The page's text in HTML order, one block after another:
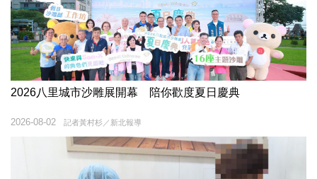
2026八里城市沙雕展開幕 陪你歡度夏日慶典
記者黃村杉／新北報導
2026-08-02